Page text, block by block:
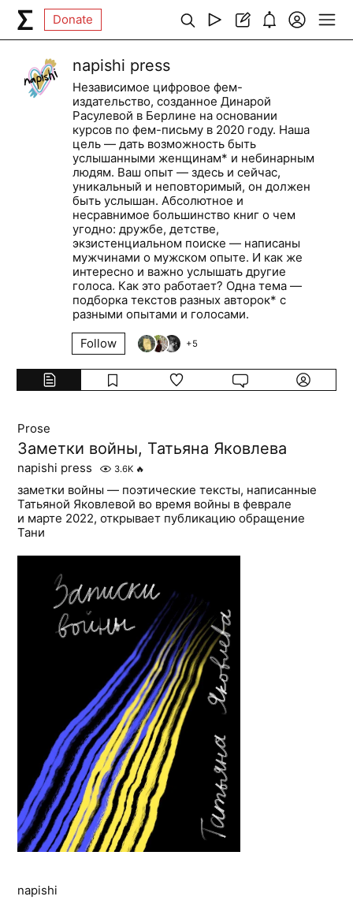
Donate
napishi press
Независимое цифровое фем-
издательство, созданное Динарой
Расулевой в Берлине на основании
курсов по фем-письму в 2020 году. Наша
цель — дать возможность быть
услышанными женщинам* и небинарным
людям. Ваш опыт — здесь и сейчас,
уникальный и неповторимый, он должен
быть услышан. Абсолютное и
несравнимое большинство книг о чем
угодно: дружбе, детстве,
экзистенциальном поиске — написаны
мужчинами о мужском опыте. И как же
интересно и важно услышать другие
голоса. Как это работает? Одна тема —
подборка текстов разных авторок* с
разными опытами и голосами.
Follow
+5
Prose
Заметки войны, Татьяна Яковлева
napishi press 3.6K 🔥
заметки войны — поэтические тексты, написанные
Татьяной Яковлевой во время войны в феврале
и марте 2022, открывает публикацию обращение
Тани
napishi